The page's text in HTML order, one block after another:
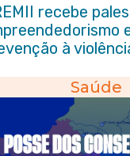
recebe
à
Saúde